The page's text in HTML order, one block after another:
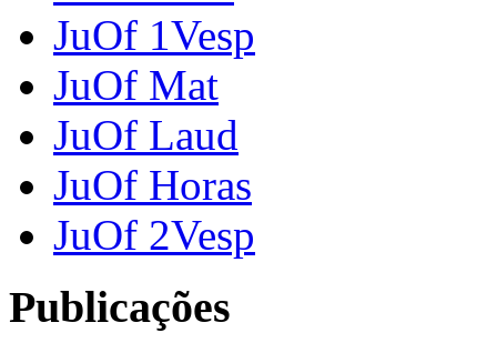
JuOf 1Vesp
JuOf Mat
JuOf Laud
JuOf Horas
JuOf 2Vesp
Publicações